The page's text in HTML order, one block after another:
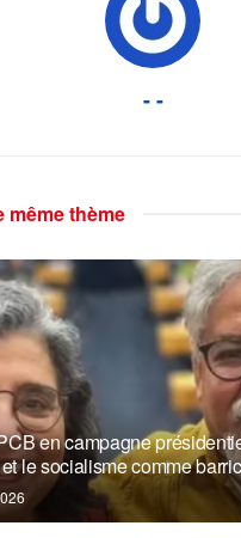
- -
même thème
en campagne
le socialisme comme